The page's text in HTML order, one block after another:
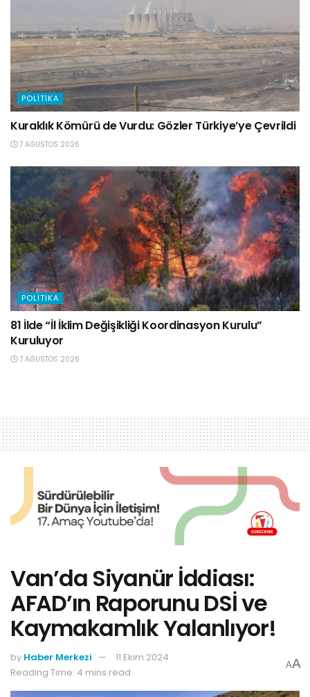
POLITIKA
Kuraklık Kömürü de Vurdu: Gözler Türkiye’ye Çevrildi
7 AĞUSTOS 2026
POLITIKA
81 İlde “İl İklim Değişikliği Koordinasyon Kurulu”
Kuruluyor
7 AĞUSTOS 2026
Van’da Siyanür İddiası:
AFAD’ın Raporunu DSİ ve
Kaymakamlık Yalanlıyor!
by Haber Merkezi
11 Ekim 2024
Reading Time: 4 mins read
AA